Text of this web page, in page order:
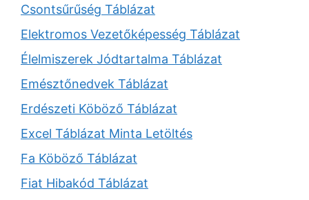
Csontsűrűség Táblázat
Elektromos Vezetőképesség Táblázat
Élelmiszerek Jódtartalma Táblázat
Emésztőnedvek Táblázat
Erdészeti Köböző Táblázat
Excel Táblázat Minta Letöltés
Fa Köböző Táblázat
Fiat Hibakód Táblázat